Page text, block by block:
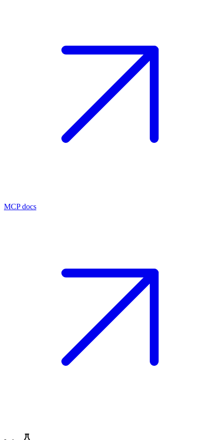
MCP docs